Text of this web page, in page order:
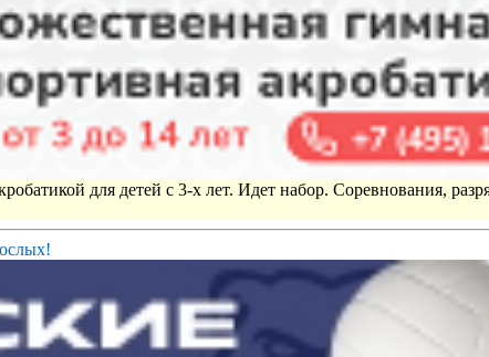
для детей с 3-х лет. Идет набор. Соревнования,